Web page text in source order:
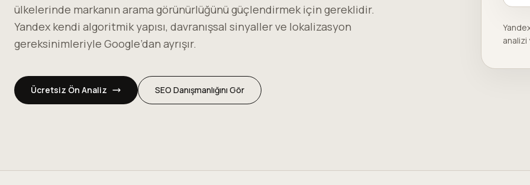
ülkelerinde markanın arama görünürlüğünü güçlendirmek için gereklidir.
Yandex kendi algoritmik yapısı, davranışsal sinyaller ve lokalizasyon
gereksinimleriyle Google’dan ayrışır.
Ücretsiz Ön Analiz SEO Danışmanlığını Gör